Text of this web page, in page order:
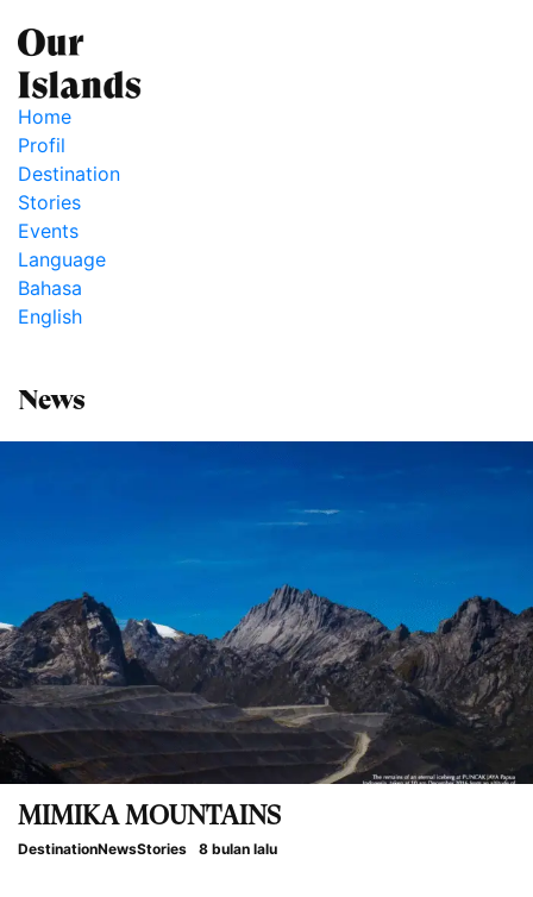
Home
Profil
Destination
Stories
Events
Language
Bahasa
English
News
MIMIKA MOUNTAINS
DestinationNewsStories 8 bulan lalu